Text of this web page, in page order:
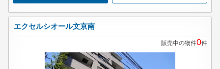
エクセルシオール文京南
販売中の物件0件